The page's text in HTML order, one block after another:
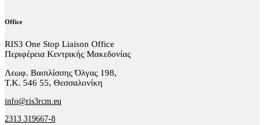
Office
RIS3 One Stop Liaison Office
Περιφέρεια Κεντρικής Μακεδονίας
Λεωφ. Βασιλίσσης Όλγας 198,
Τ.Κ. 546 55, Θεσσαλονίκη
info@ris3rcm.eu
2313 319667-8